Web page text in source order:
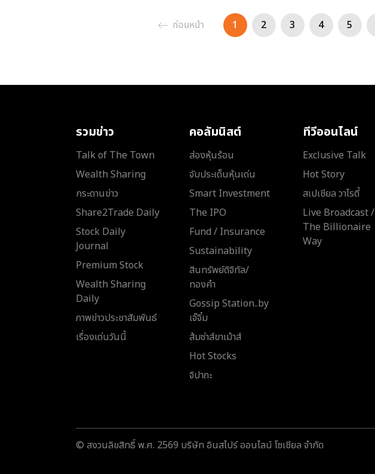
ก่อนหน้า 1 2 3 4 5
รวมข่าว
Talk of The Town
Wealth Sharing
กระดานข่าว
Share2Trade Daily
Stock Daily
Journal
Premium Stock
Wealth Sharing
Daily
ภาพข่าวประชาสัมพันธ์
เรื่องเด่นวันนี้
คอลัมนิสต์
ส่องหุ้นร้อน
จับประเด็นหุ้นเด่น
Smart Investment
The IPO
Fund / Insurance
Sustainability
สินทรัพย์ดิจิทัล/
ทองคำ
Gossip Station..by
เจ๊จิ๋ม
ส้มซ่าส์ขาเม้าส์
Hot Stocks
จิปาถะ
ทีวีออนไลน์
Exclusive Talk
Hot Story
สเปเชียล วาไรตี้
Live Broadcast /
The Billionaire
Way
© สงวนลิขสิทธิ์ พ.ศ. 2569 บริษัท อินสไปร์ ออนไลน์ โซเชียล จำกัด